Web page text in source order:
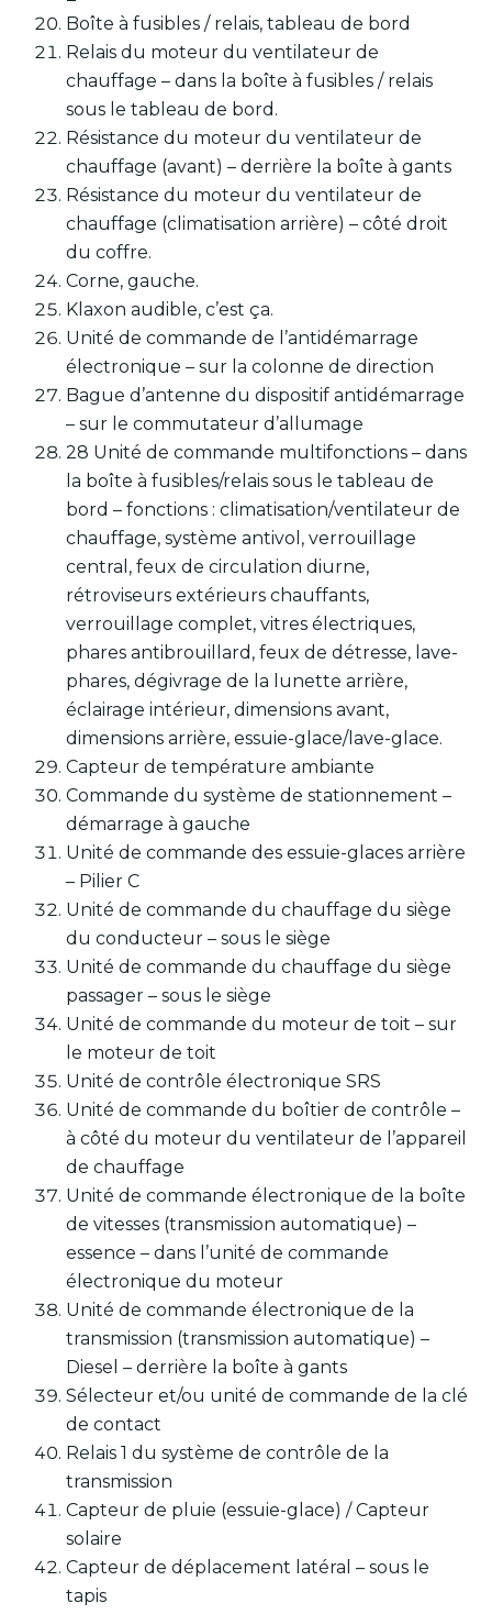
Boîte à fusibles / relais, tableau de bord
Relais du moteur du ventilateur de
chauffage – dans la boîte à fusibles / relais
sous le tableau de bord.
Résistance du moteur du ventilateur de
chauffage (avant) – derrière la boîte à gants
Résistance du moteur du ventilateur de
chauffage (climatisation arrière) – côté droit
du coffre.
Corne, gauche.
Klaxon audible, c’est ça.
Unité de commande de l’antidémarrage
électronique – sur la colonne de direction
Bague d’antenne du dispositif antidémarrage
– sur le commutateur d’allumage
28 Unité de commande multifonctions – dans
la boîte à fusibles/relais sous le tableau de
bord – fonctions : climatisation/ventilateur de
chauffage, système antivol, verrouillage
central, feux de circulation diurne,
rétroviseurs extérieurs chauffants,
verrouillage complet, vitres électriques,
phares antibrouillard, feux de détresse, lave-
phares, dégivrage de la lunette arrière,
éclairage intérieur, dimensions avant,
dimensions arrière, essuie-glace/lave-glace.
Capteur de température ambiante
Commande du système de stationnement –
démarrage à gauche
Unité de commande des essuie-glaces arrière
– Pilier C
Unité de commande du chauffage du siège
du conducteur – sous le siège
Unité de commande du chauffage du siège
passager – sous le siège
Unité de commande du moteur de toit – sur
le moteur de toit
Unité de contrôle électronique SRS
Unité de commande du boîtier de contrôle –
à côté du moteur du ventilateur de l’appareil
de chauffage
Unité de commande électronique de la boîte
de vitesses (transmission automatique) –
essence – dans l’unité de commande
électronique du moteur
Unité de commande électronique de la
transmission (transmission automatique) –
Diesel – derrière la boîte à gants
Sélecteur et/ou unité de commande de la clé
de contact
Relais 1 du système de contrôle de la
transmission
Capteur de pluie (essuie-glace) ∕ Capteur
solaire
Capteur de déplacement latéral – sous le
tapis